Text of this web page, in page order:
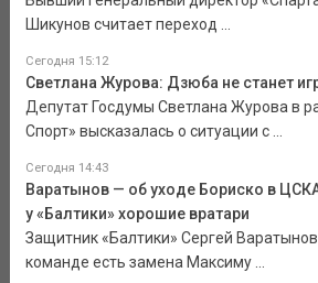
Шикунов считает переход ...
Сегодня 15:12
Светлана Журова: Дзюба не станет
Депутат Госдумы Светлана Журова в
Спорт» высказалась о ситуации с ...
Сегодня 14:43
Варатынов — об уходе Бориско в
у «Балтики» хорошие вратари
Защитник «Балтики» Сергей
команде есть замена Максиму ...